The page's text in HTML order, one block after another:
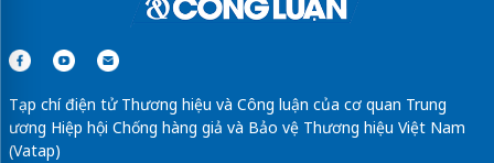
Tạp chí điện tử Thương hiệu và Công luận của cơ quan Trung
ương Hiệp hội Chống hàng giả và Bảo vệ Thương hiệu Việt Nam
(Vatap)